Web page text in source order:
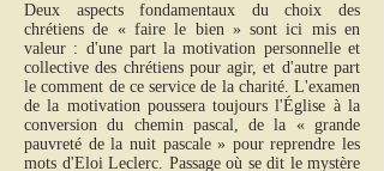
Deux aspects fondamentaux du choix des
chrétiens de « faire le bien » sont ici mis en
valeur : d'une part la motivation personnelle et
collective des chrétiens pour agir, et d'autre part
le comment de ce service de la charité. L'examen
de la motivation poussera toujours l'Église à la
conversion du chemin pascal, de la « grande
pauvreté de la nuit pascale » pour reprendre les
mots d'Eloi Leclerc. Passage où se dit le mystère